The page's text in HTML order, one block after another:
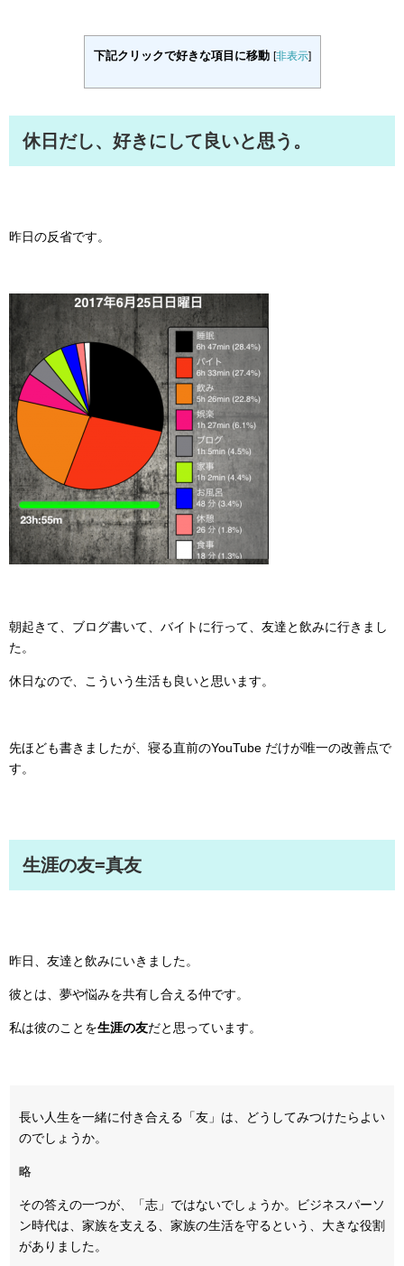
下記クリックで好きな項目に移動 [非表示]
休日だし、好きにして良いと思う。
昨日の反省です。
朝起きて、ブログ書いて、バイトに行って、友達と飲みに行きまし
た。
休日なので、こういう生活も良いと思います。
先ほども書きましたが、寝る直前のYouTube だけが唯一の改善点で
す。
生涯の友=真友
昨日、友達と飲みにいきました。
彼とは、夢や悩みを共有し合える仲です。
私は彼のことを生涯の友だと思っています。
長い人生を一緒に付き合える「友」は、どうしてみつけたらよい
のでしょうか。
略
その答えの一つが、「志」ではないでしょうか。ビジネスパーソ
ン時代は、家族を支える、家族の生活を守るという、大きな役割
がありました。